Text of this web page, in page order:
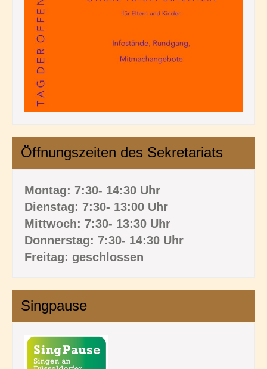
Öffnungszeiten des Sekretariats
Montag: 7:30- 14:30 Uhr
Dienstag: 7:30- 13:00 Uhr
Mittwoch: 7:30- 13:30 Uhr
Donnerstag: 7:30- 14:30 Uhr
Freitag: geschlossen
Singpause